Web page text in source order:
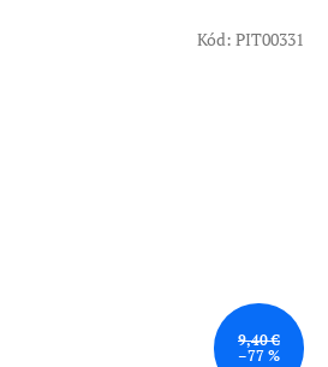
9,40 €
–77 %
Kód: PIT00331